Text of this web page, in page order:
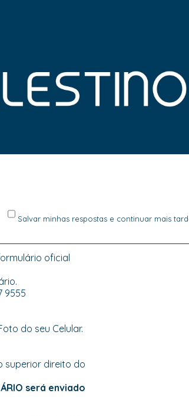
Salvar minhas respostas e continuar mais
oficial
9555
do seu Celular.
superior direito do
será enviado